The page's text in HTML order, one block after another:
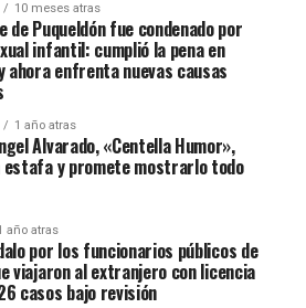
10 meses atras
de Puqueldón fue condenado por
infantil: cumplió la pena en
ahora enfrenta nuevas causas
1 año atras
Alvarado, «Centella Humor»,
estafa y promete mostrarlo todo
año atras
por los funcionarios públicos de
viajaron al extranjero con licencia
casos bajo revisión